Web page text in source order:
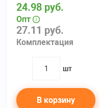
27.11 руб.
Комплектация
24.98 руб.
Опт
quantity
шт
В корзину